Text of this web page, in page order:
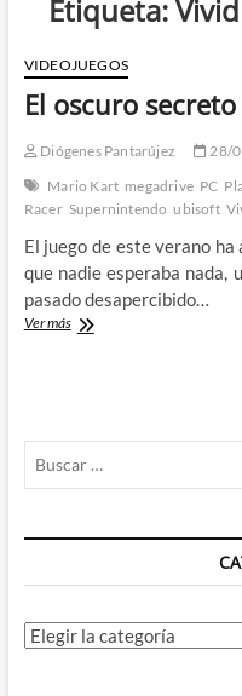
Etiqueta:
VIDEOJUEGOS
El oscuro
Diógenes Pantarújez 28/
Mario Kart megadrive PC
Racer Supernintendo ubisoft
El juego de este verano
que nadie esperaba nada,
pasado desapercibido…
Ver másEl
Categorías